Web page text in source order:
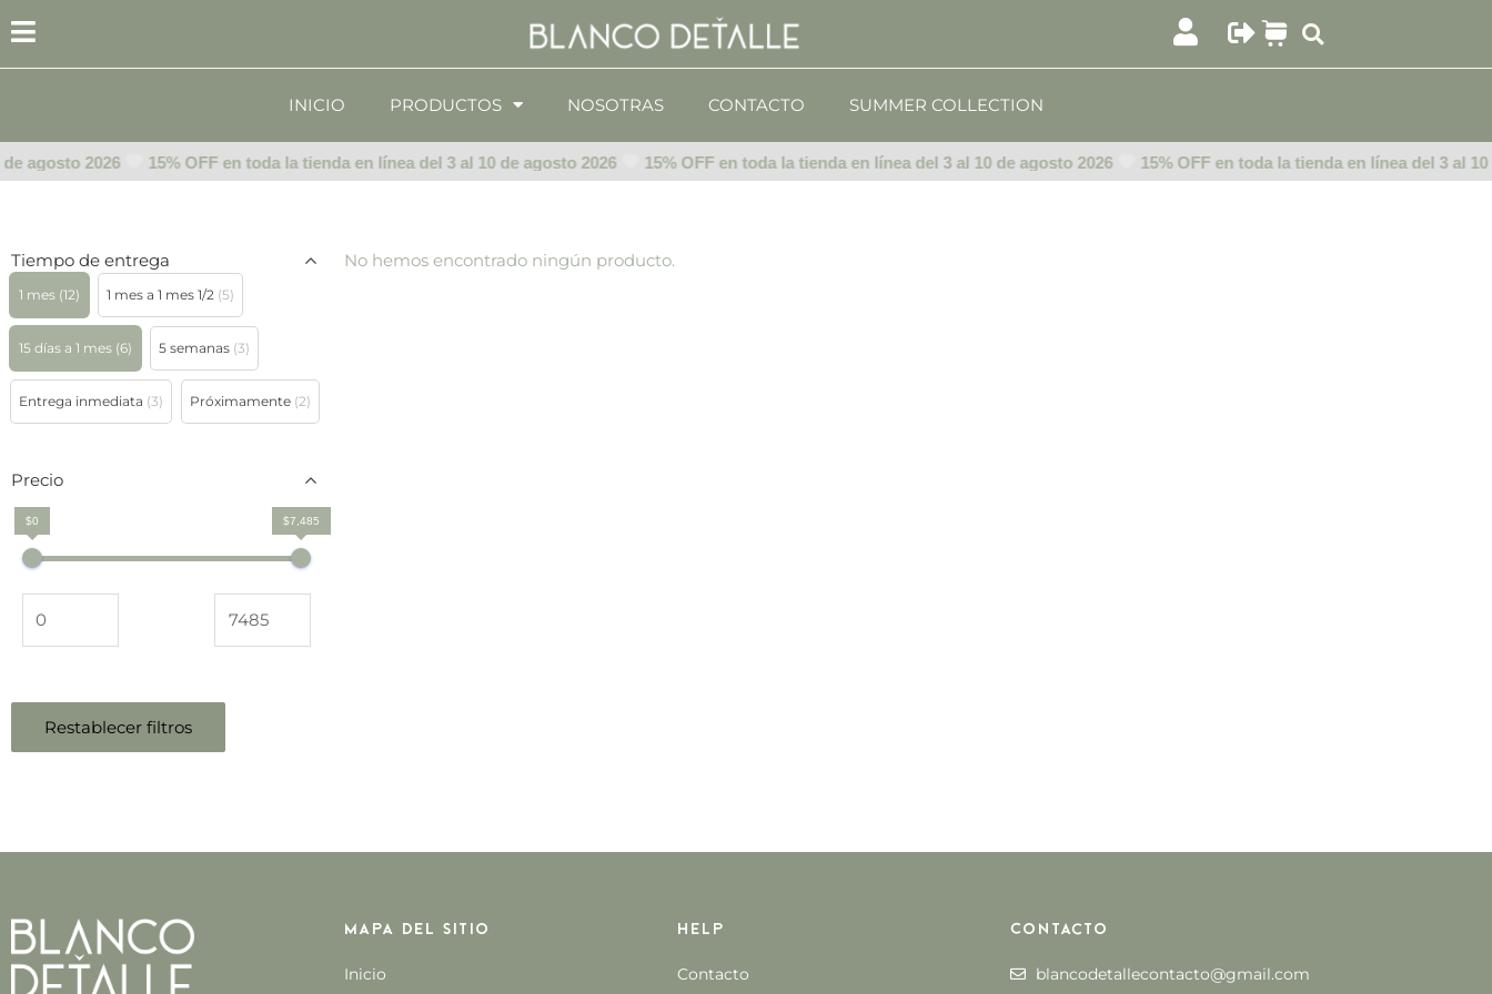
al
contenido
INICIO
PRODUCTOS NOSOTRAS CONTACTO SUMMER COLLECTION
agosto 2026 15% OFF en toda la tienda en línea del 3 al 10 de agosto 2026 15% OFF en toda la tienda en línea del 3 al 10 de agosto 2026 15% OFF en toda la tienda en línea del 3 al 10
Tiempo de entrega
1 mes (12) 1 mes a 1 mes 1/2 (5)
15 días a 1 mes (6) 5 semanas (3)
Entrega inmediata (3) Próximamente (2)
Precio
$0 $7,485
Restablecer filtros
No hemos encontrado ningún producto.
Mapa del sitio
Inicio
Help
Contacto
Contacto
blancodetallecontacto@gmail.com